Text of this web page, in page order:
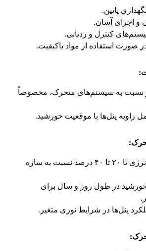
پایین.
و اجرای آسان.
کنترل و ردیابی.
صورت استفاده از مواد باکیفیت.
نسبت به سیستم‌های متحرک، مخصوصاً
زاویه پنل‌ها با موقعیت خورشید.
افزایش تولید انرژی تا ۲۰ تا ۴۰ درصد نسبت به سازه
خورشید در طول روز و سال برای
پنل‌ها در شرایط نوری متغیر.